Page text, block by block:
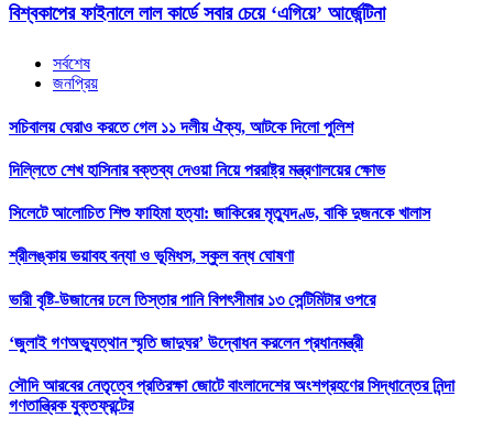
বিশ্বকাপের ফাইনালে লাল কার্ডে সবার চেয়ে ‘এগিয়ে’ আর্জেন্টিনা
সর্বশেষ
জনপ্রিয়
সচিবালয় ঘেরাও করতে গেল ১১ দলীয় ঐক্য, আটকে দিলো পুলিশ
দিল্লিতে শেখ হাসিনার বক্তব্য দেওয়া নিয়ে পররাষ্ট্র মন্ত্রণালয়ের ক্ষোভ
সিলেটে আলোচিত শিশু ফাহিমা হত্যা: জাকিরের মৃত্যুদণ্ড, বাকি দুজনকে খালাস
শ্রীলঙ্কায় ভয়াবহ বন্যা ও ভূমিধস, স্কুল বন্ধ ঘোষণা
ভারী বৃষ্টি-উজানের ঢলে তিস্তার পানি বিপৎসীমার ১৩ সেন্টিমিটার ওপরে
‘জুলাই গণঅভ্যুত্থান স্মৃতি জাদুঘর’ উদ্বোধন করলেন প্রধানমন্ত্রী
সৌদি আরবের নেতৃত্বে প্রতিরক্ষা জোটে বাংলাদেশের অংশগ্রহণের সিদ্ধান্তের নিন্দা
গণতান্ত্রিক যুক্তফ্রন্টের